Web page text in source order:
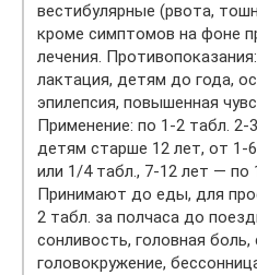
вестибулярные (рвота,
кроме симптомов на фоне
лечения.
лактация, детям до года,
эпилепсия, повышенная
Применение: по 1-2 табл. 2-
детям старше 12 лет, от 1-
или 1/4 табл., 7-12 лет — по
Принимают до еды, для
2 табл. за полчаса до
сонливость, головная боль,
головокружение,